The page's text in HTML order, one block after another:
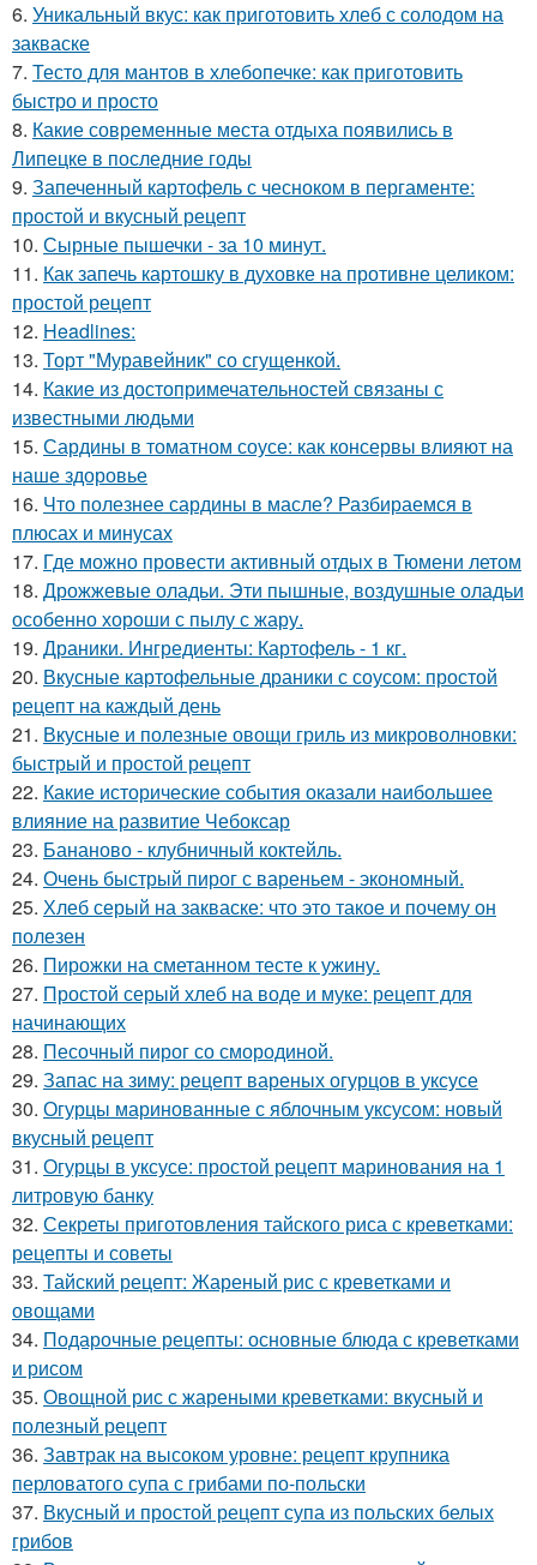
6. Уникальный вкус: как приготовить хлеб с солодом на
закваске
7. Тесто для мантов в хлебопечке: как приготовить
быстро и просто
8. Какие современные места отдыха появились в
Липецке в последние годы
9. Запеченный картофель с чесноком в пергаменте:
простой и вкусный рецепт
10. Сырные пышечки - за 10 минут.
11. Как запечь картошку в духовке на противне целиком:
простой рецепт
12. Headlines:
13. Торт "Муравейник" со сгущенкой.
14. Какие из достопримечательностей связаны с
известными людьми
15. Сардины в томатном соусе: как консервы влияют на
наше здоровье
16. Что полезнее сардины в масле? Разбираемся в
плюсах и минусах
17. Где можно провести активный отдых в Тюмени летом
18. Дрожжевые оладьи. Эти пышные, воздушные оладьи
особенно хороши с пылу с жару.
19. Драники. Ингредиенты: Картофель - 1 кг.
20. Вкусные картофельные драники с соусом: простой
рецепт на каждый день
21. Вкусные и полезные овощи гриль из микроволновки:
быстрый и простой рецепт
22. Какие исторические события оказали наибольшее
влияние на развитие Чебоксар
23. Бананово - клубничный коктейль.
24. Очень быстрый пирог с вареньем - экономный.
25. Хлеб серый на закваске: что это такое и почему он
полезен
26. Пирожки на сметанном тесте к ужину.
27. Простой серый хлеб на воде и муке: рецепт для
начинающих
28. Песочный пирог со смородиной.
29. Запас на зиму: рецепт вареных огурцов в уксусе
30. Огурцы маринованные с яблочным уксусом: новый
вкусный рецепт
31. Огурцы в уксусе: простой рецепт маринования на 1
литровую банку
32. Секреты приготовления тайского риса с креветками:
рецепты и советы
33. Тайский рецепт: Жареный рис с креветками и
овощами
34. Подарочные рецепты: основные блюда с креветками
и рисом
35. Овощной рис с жареными креветками: вкусный и
полезный рецепт
36. Завтрак на высоком уровне: рецепт крупника
перловатого супа с грибами по-польски
37. Вкусный и простой рецепт супа из польских белых
грибов